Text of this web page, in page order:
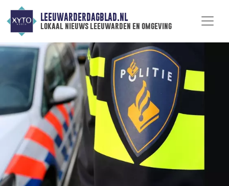
LEEUWARDERDAGBLAD.NL
lokaal nieuws leeuwarden en omgeving